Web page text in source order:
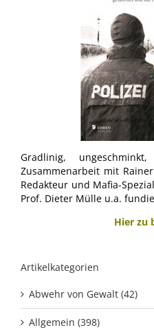
Gradlinig,
Zusammenarbeit mit
Redakteur und Mafia-
Prof. Dieter Mülle u.a.
Hier zu
Artikelkategorien
Abwehr von Gewalt (42)
Allgemein (398)